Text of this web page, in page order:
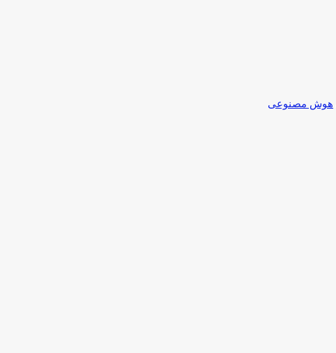
هوش مصنوعی